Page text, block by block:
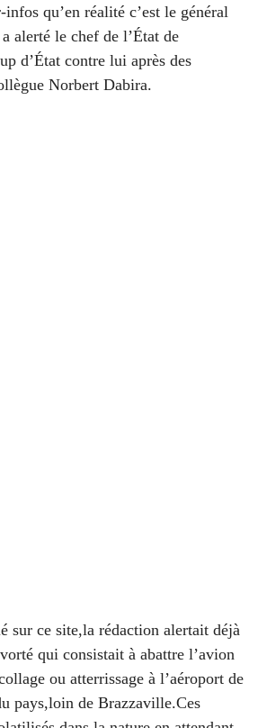
qu’en réalité c’est le général
alerté le chef de l’État de
d’État contre lui après des
Norbert Dabira.
sur ce site,la rédaction alertait déjà
qui consistait à abattre l’avion
ou atterrissage à l’aéroport de
pays,loin de Brazzaville.Ces